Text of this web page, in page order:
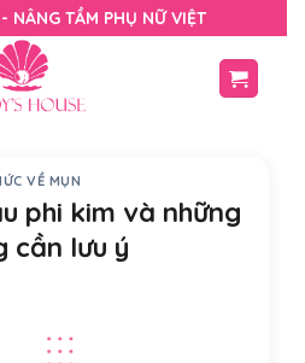
NÂNG TẦM PHỤ NỮ VIỆT
VỀ MỤN
phi kim và những
cần lưu ý